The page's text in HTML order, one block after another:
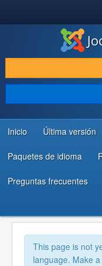
DESCARGAR
DESCUBRE Y APRENDE
COMUNIDAD Y AYUDA
RECURSOS PARA
Inicio Última versión
Paquetes de idioma
Preguntas frecuentes
This page is not
language. Make